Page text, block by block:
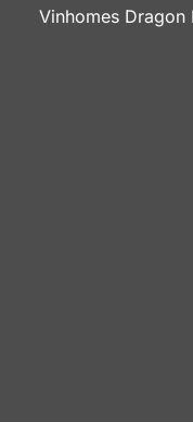
Vinhomes Dragon